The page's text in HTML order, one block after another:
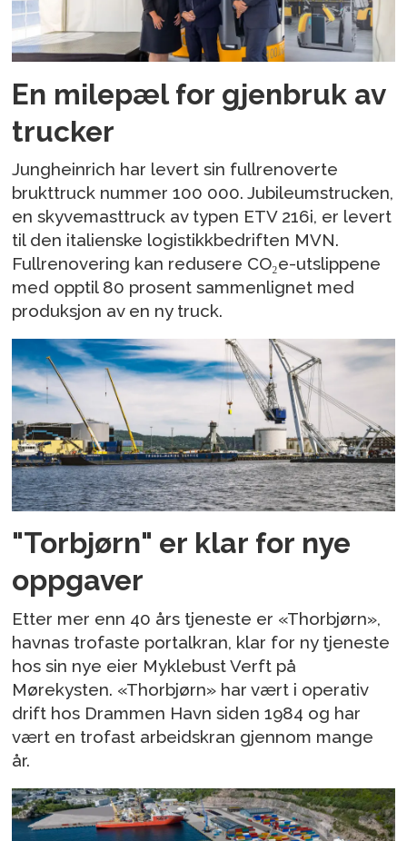
En milepæl for gjenbruk av
trucker
Jungheinrich har levert sin fullrenoverte
brukttruck nummer 100 000. Jubileumstrucken,
en skyvemasttruck av typen ETV 216i, er levert
til den italienske logistikkbedriften MVN.
Fullrenovering kan redusere CO₂e-utslippene
med opptil 80 prosent sammenlignet med
produksjon av en ny truck.
"Torbjørn" er klar for nye
oppgaver
Etter mer enn 40 års tjeneste er «Thorbjørn»,
havnas trofaste portalkran, klar for ny tjeneste
hos sin nye eier Myklebust Verft på
Mørekysten. «Thorbjørn» har vært i operativ
drift hos Drammen Havn siden 1984 og har
vært en trofast arbeidskran gjennom mange
år.